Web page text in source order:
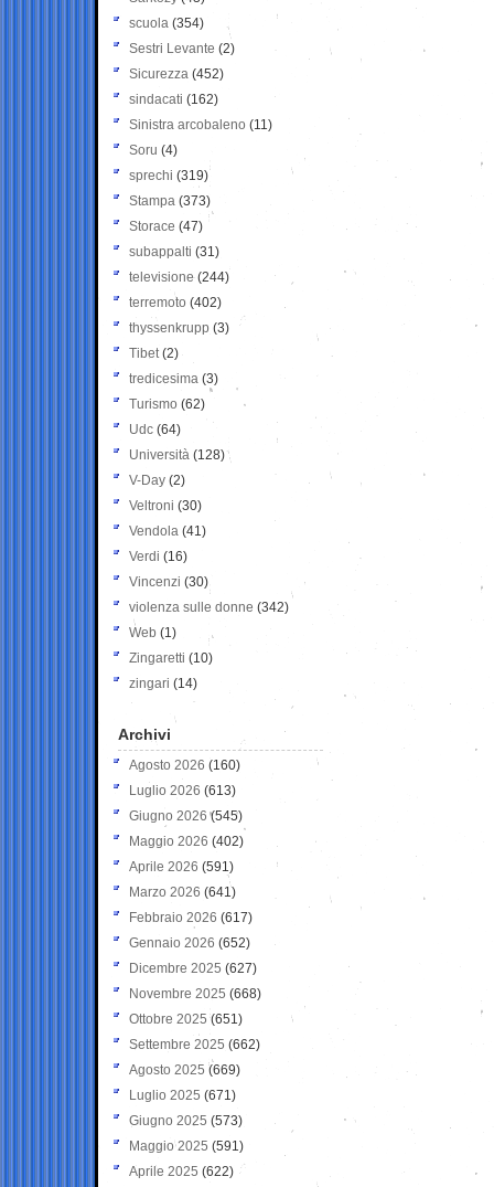
scuola (354)
Sestri Levante (2)
Sicurezza (452)
sindacati (162)
Sinistra arcobaleno (11)
Soru (4)
sprechi (319)
Stampa (373)
Storace (47)
subappalti (31)
televisione(244)
terremoto (402)
thyssenkrupp (3)
Tibet(2)
tredicesima (3)
Turismo (62)
Udc (64)
Università (128)
V-Day (2)
Veltroni (30)
Vendola (41)
Verdi (16)
Vincenzi (30)
violenza sulle donne (342)
Web (1)
Zingaretti (10)
zingari (14)
Archivi
Agosto 2026 (160)
Luglio 2026 (613)
Giugno 2026 (545)
Maggio 2026 (402)
Aprile 2026 (591)
Marzo 2026 (641)
Febbraio 2026 (617)
Gennaio 2026 (652)
Dicembre 2025 (627)
Novembre 2025 (668)
Ottobre 2025 (651)
Settembre 2025 (662)
Agosto 2025 (669)
Luglio 2025 (671)
Giugno 2025 (573)
Maggio 2025 (591)
Aprile 2025 (622)